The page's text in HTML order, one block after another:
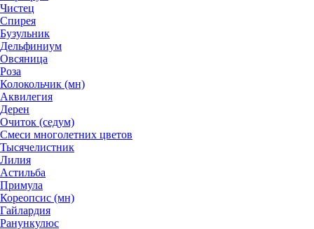
Чистец
Спирея
Бузульник
Дельфиниум
Овсяница
Роза
Колокольчик (мн)
Аквилегия
Дерен
Очиток (седум)
Смеси многолетних цветов
Тысячелистник
Лилия
Астильба
Примула
Кореопсис (мн)
Гайлардия
Ранункулюс